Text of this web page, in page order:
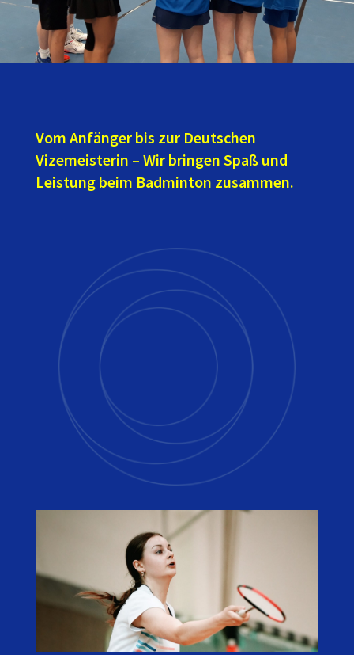
Vom Anfänger bis zur Deutschen
Vizemeisterin – Wir bringen Spaß und
Leistung beim Badminton zusammen.